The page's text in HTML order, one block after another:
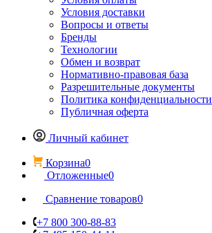
Условия доставки
Вопросы и ответы
Бренды
Технологии
Обмен и возврат
Нормативно-правовая база
Разрешительные документы
Политика конфиденциальности
Публичная оферта
Личный кабинет
Корзина0
Отложенные0
Сравнение товаров0
+7 800 300-88-83